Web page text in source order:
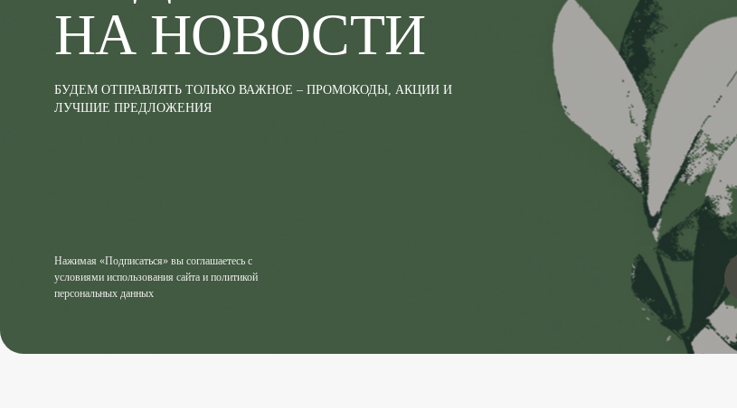
НА НОВОСТИ
БУДЕМ ОТПРАВЛЯТЬ ТОЛЬКО ВАЖНОЕ – ПРОМОКОДЫ, АКЦИИ И
ЛУЧШИЕ ПРЕДЛОЖЕНИЯ
Нажимая «Подписаться» вы соглашаетесь с
условиями использования сайта и политикой
персональных данных